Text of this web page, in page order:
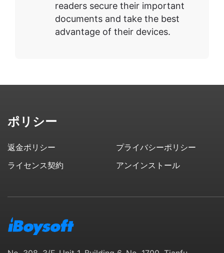
readers secure their important
documents and take the best
advantage of their devices.
ポリシー
返金ポリシー
プライバシーポリシー
ライセンス契約
アンインストール